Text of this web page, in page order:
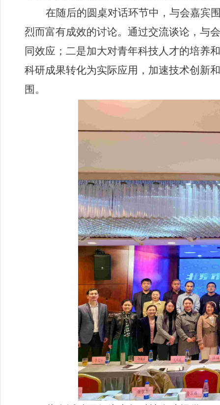
在随后的圆桌对话环节中，与会嘉宾
烈而富有成效的讨论。通过交流谈论，与
同效应；二是加大对青年科技人才的培养
科研成果转化为实际应用，加速技术创新
围。